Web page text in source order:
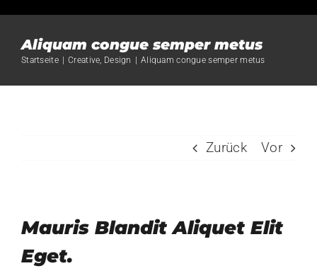
springen
Aliquam congue semper metus
Startseite Creative, Design Aliquam congue semper metus
Zurück Vor
Mauris Blandit Aliquet Elit
Eget.